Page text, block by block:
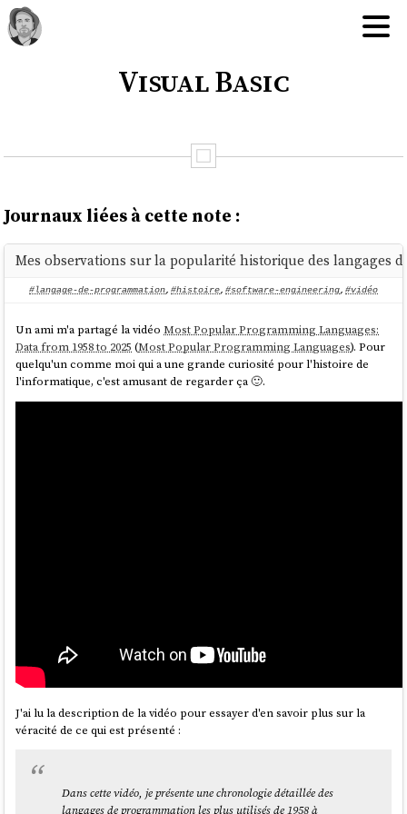
Visual Basic
Journaux liées à cette note :
Mes observations sur la popularité historique des langages
#langage-de-programmation, #histoire, #software-engineering, #vidéo
Un ami m'a partagé la vidéoMost Popular Programming Languages:
Data from 1958 to 2025 (Most Popular Programming Languages). Pour
quelqu'un comme moi qui a une grande curiosité pour l'histoire de
l'informatique, c'est amusant de regarder ça 🙂.
J'ai lu la description de la vidéo pour essayer d'en savoir plus sur la
véracité de ce qui est présenté :
Dans cette vidéo, je présente une chronologie détaillée des
langages de programmation les plus utilisés de 1958 à